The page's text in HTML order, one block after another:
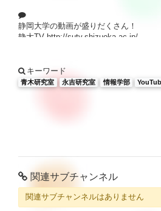
静岡大学の動画が盛りだくさん！
静大TV http://sutv.shizuoka.ac.jp/
キーワード
青木研究室 永吉研究室 情報学部
関連サブチャンネル
関連サブチャンネルはありません